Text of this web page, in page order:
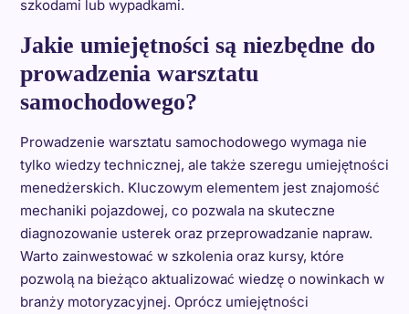
szkodami lub wypadkami.
Jakie umiejętności są niezbędne do
prowadzenia warsztatu
samochodowego?
Prowadzenie warsztatu samochodowego wymaga nie
tylko wiedzy technicznej, ale także szeregu umiejętności
menedżerskich. Kluczowym elementem jest znajomość
mechaniki pojazdowej, co pozwala na skuteczne
diagnozowanie usterek oraz przeprowadzanie napraw.
Warto zainwestować w szkolenia oraz kursy, które
pozwolą na bieżąco aktualizować wiedzę o nowinkach w
branży motoryzacyjnej. Oprócz umiejętności